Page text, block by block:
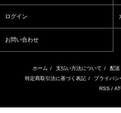
ログイン
お問い合わせ
ホーム / 支払い方法について / 配送
特定商取引法に基づく表記 / プライバシ
RSS /